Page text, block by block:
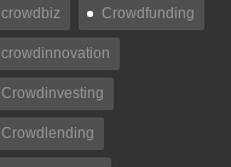
crowdbiz Crowdfunding
crowdinnovation
Crowdinvesting
Crowdlending